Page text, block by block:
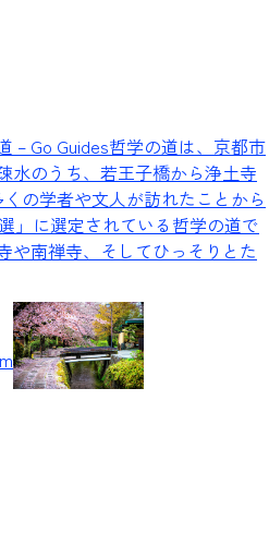
– Go Guides哲学の道は、京都市
水のうち、若王子橋から浄土寺
の学者や文人が訪れたことから
」に選定されている哲学の道で
や南禅寺、そしてひっそりとた